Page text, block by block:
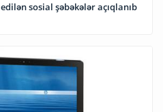
sosial şəbəkələr açıqlanıb